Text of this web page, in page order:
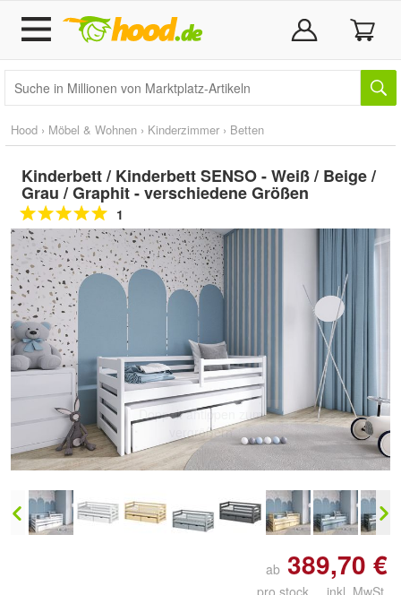
Hood › Möbel & Wohnen › Kinderzimmer › Betten
Kinderbett / Kinderbett SENSO - Weiß / Beige /
Grau / Graphit - verschiedene Größen
1
Doppelt antippen zum
vergrößern
ab 389,70 €
pro stock inkl. MwSt.